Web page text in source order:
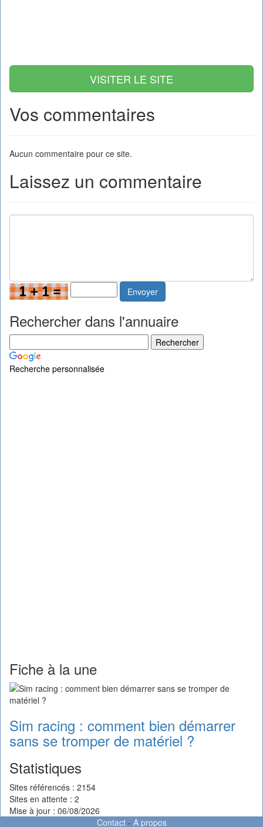
VISITER LE SITE
Vos commentaires
Aucun commentaire pour ce site.
Laissez un commentaire
Envoyer
Rechercher dans l'annuaire
Recherche personnalisée
Fiche à la une
Sim racing : comment bien démarrer
sans se tromper de matériel ?
Statistiques
Sites référencés : 2154
Sites en attente : 2
Mise à jour : 06/08/2026
Contact- A propos